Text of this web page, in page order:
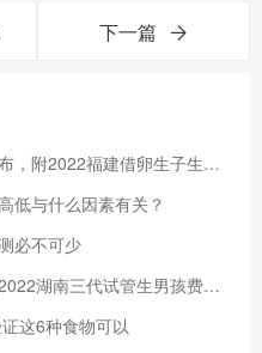
下一篇
福州借卵生子试管医院排名公布，附2022福建借卵生子生男孩医院名单
低与什么因素有关？
必不可少
湖南试管婴儿医院哪家强？附2022湖南三代试管生男孩费用参考
这6种食物可以